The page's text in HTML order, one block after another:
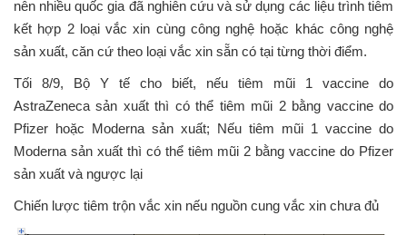
nên nhiều quốc gia đã nghiên cứu và sử dụng các liệu trình tiêm
kết hợp 2 loại vắc xin cùng công nghệ hoặc khác công nghệ
sản xuất, căn cứ theo loại vắc xin sẵn có tại từng thời điểm.
Tối 8/9, Bộ Y tế cho biết, nếu tiêm mũi 1 vaccine do
AstraZeneca sản xuất thì có thể tiêm mũi 2 bằng vaccine do
Pfizer hoặc Moderna sản xuất; Nếu tiêm mũi 1 vaccine do
Moderna sản xuất thì có thể tiêm mũi 2 bằng vaccine do Pfizer
sản xuất và ngược lại
Chiến lược tiêm trộn vắc xin nếu nguồn cung vắc xin chưa đủ